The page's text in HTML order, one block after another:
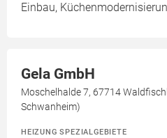
Einbau,
Gela GmbH
Moschelhalde 7, 67714
Schwanheim)
HEIZUNG SPEZIALGEBIETE